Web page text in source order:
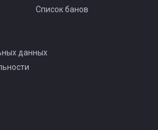
Список банов
данных